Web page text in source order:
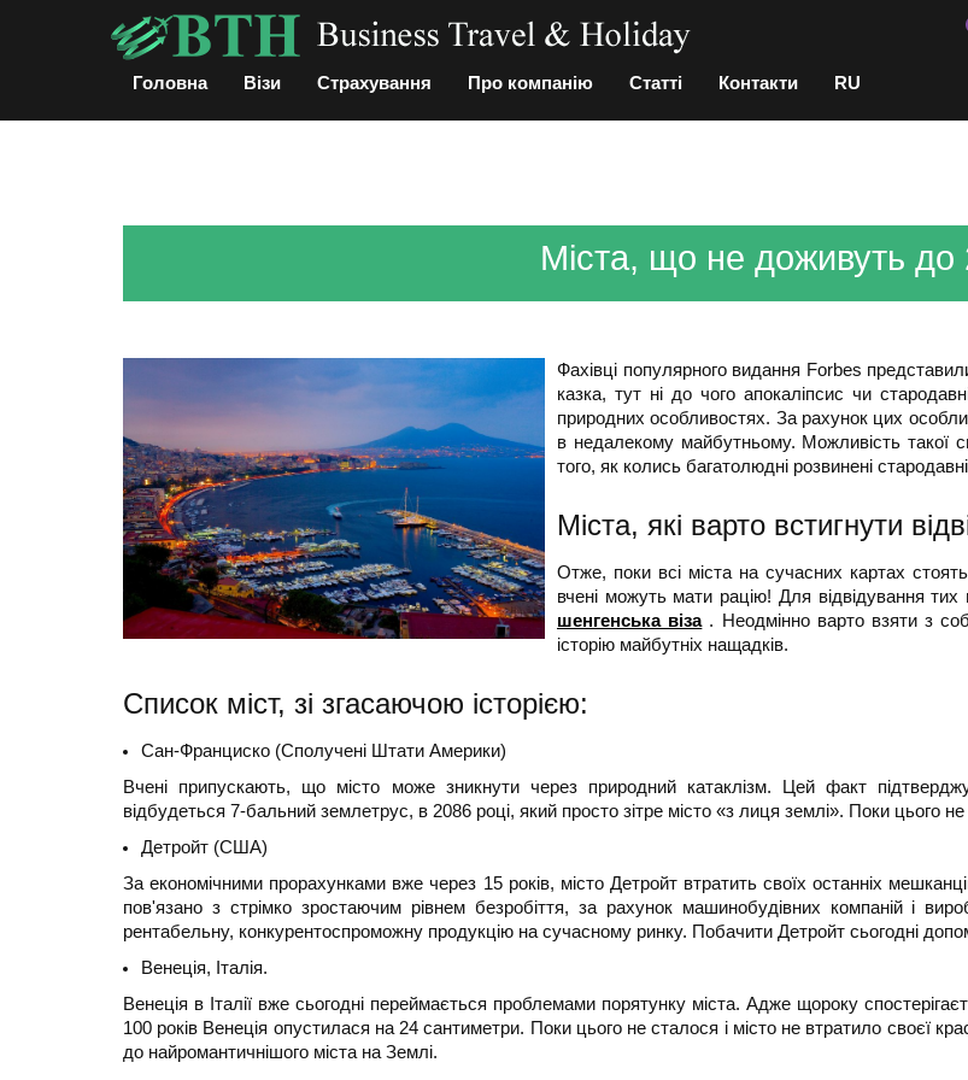
Головна Візи Страхування Про компанію Статті Контакти RU
Міста, що не доживуть до
Фахівці популярного видання Forbes
казка, тут ні до чого апокаліпсис чи
природних особливостях. За рахунок цих
в недалекому майбутньому. Можливість такої
того, як колись багатолюдні розвинені
Міста, які варто встигнути
Отже, поки всі міста на сучасних картах
вчені можуть мати рацію! Для відвідування
шенгенська віза. Неодмінно варто взяти з
історію майбутніх нащадків.
Список міст, зі згасаючою історією:
Сан-Франциско (Сполучені Штати Америки)
Вчені припускають, що місто може зникнути через природний катаклізм. Цей факт
відбудеться 7-бальний землетрус, в 2086 році, який просто зітре місто «з лиця землі». Поки цього
Детройт (США)
За економічними прорахунками вже через 15 років, місто Детройт втратить своїх останніх
пов'язано з стрімко зростаючим рівнем безробіття, за рахунок машинобудівних компаній і
рентабельну, конкурентоспроможну продукцію на сучасному ринку. Побачити Детройт сьогодні
Венеція, Італія.
Венеція в Італії вже сьогодні переймається проблемами порятунку міста. Адже щороку
100 років Венеція опустилася на 24 сантиметри. Поки цього не сталося і місто не втратило своєї
до найромантичнішого міста на Землі.